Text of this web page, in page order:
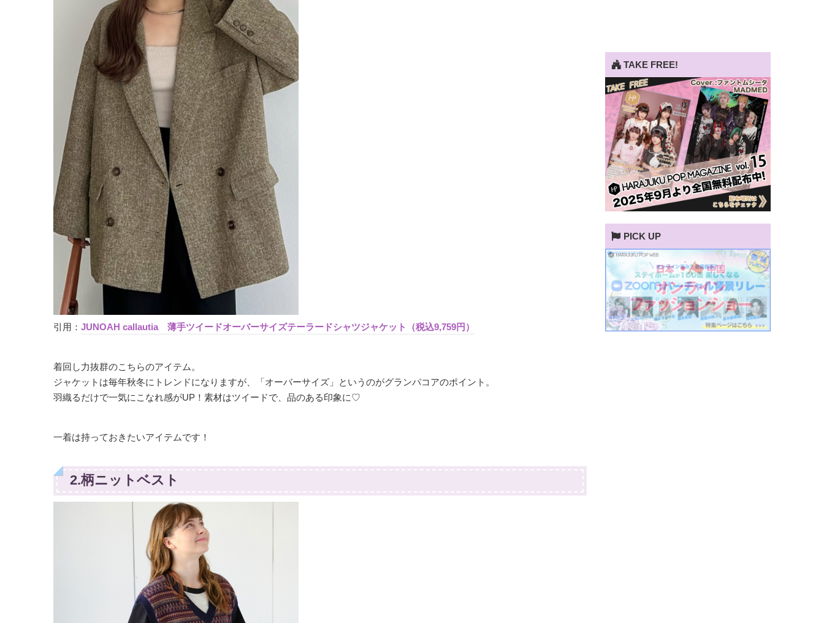
引用： JUNOAH callautia 薄手ツイードオーバーサイズテーラードシャツジャケット（税込9,759円）
着回し力抜群のこちらのアイテム。
ジャケットは毎年秋冬にトレンドになりますが、「オーバーサイズ」というのがグランパコアのポイント。
羽織るだけで一気にこなれ感がUP！素材はツイードで、品のある印象に♡
一着は持っておきたいアイテムです！
2.柄ニットベスト
TAKE FREE!
PICK UP